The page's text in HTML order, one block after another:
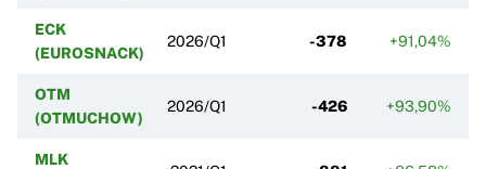
ECK
(EUROSNACK)
2026/Q1 -378 +91,04%
OTM
(OTMUCHOW)
2026/Q1 -426 +93,90%
MLK